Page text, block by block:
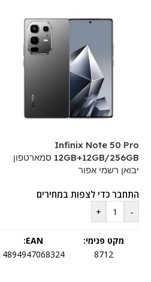
Infinix Note 50 Pro
12GB+12GB/256GB סמארטפון
יבואן רשמי אפור
התחבר כדי לצפות במחירים
-
+
מקט פנימי:
8712
EAN:
4894947068324